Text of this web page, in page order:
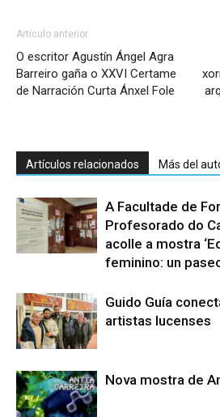
Artículo anterior
O escritor Agustín Ángel Agra
Barreiro gaña o XXVI Certame
de Narración Curta Ánxel Fole
Artículos relacionados Más del
A Facultade de
Profesorado do
acolle a mostra
feminino: un
Guido Guía
artistas lucenses
Nova mostra de